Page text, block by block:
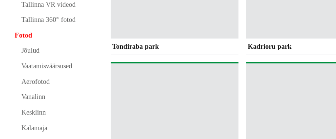
Tallinna VR videod
Tallinna 360° fotod
Fotod
Jõulud
Vaatamisväärsused
Aerofotod
Vanalinn
Kesklinn
Kalamaja
Tondiraba park Kadrioru park